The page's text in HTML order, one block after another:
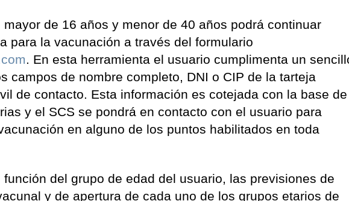
de 16 años y menor de 40 años podrá continuar
para la vacunación a través del formulario
. En esta herramienta el usuario cumplimenta un
campos de nombre completo, DNI o CIP de la tarteja
de contacto. Esta información es cotejada con la base de
y el SCS se pondrá en contacto con el usuario para
en alguno de los puntos habilitados en toda
del grupo de edad del usuario, las previsiones de
y de apertura de cada uno de los grupos etarios de